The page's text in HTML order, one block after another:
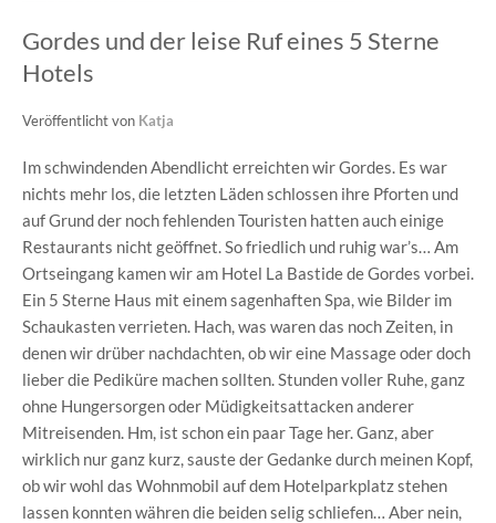
Gordes und der leise Ruf eines 5 Sterne
Hotels
Veröffentlicht von Katja
Im schwindenden Abendlicht erreichten wir Gordes. Es war
nichts mehr los, die letzten Läden schlossen ihre Pforten und
auf Grund der noch fehlenden Touristen hatten auch einige
Restaurants nicht geöffnet. So friedlich und ruhig war’s… Am
Ortseingang kamen wir am Hotel La Bastide de Gordes vorbei.
Ein 5 Sterne Haus mit einem sagenhaften Spa, wie Bilder im
Schaukasten verrieten. Hach, was waren das noch Zeiten, in
denen wir drüber nachdachten, ob wir eine Massage oder doch
lieber die Pediküre machen sollten. Stunden voller Ruhe, ganz
ohne Hungersorgen oder Müdigkeitsattacken anderer
Mitreisenden. Hm, ist schon ein paar Tage her. Ganz, aber
wirklich nur ganz kurz, sauste der Gedanke durch meinen Kopf,
ob wir wohl das Wohnmobil auf dem Hotelparkplatz stehen
lassen konnten währen die beiden selig schliefen… Aber nein,